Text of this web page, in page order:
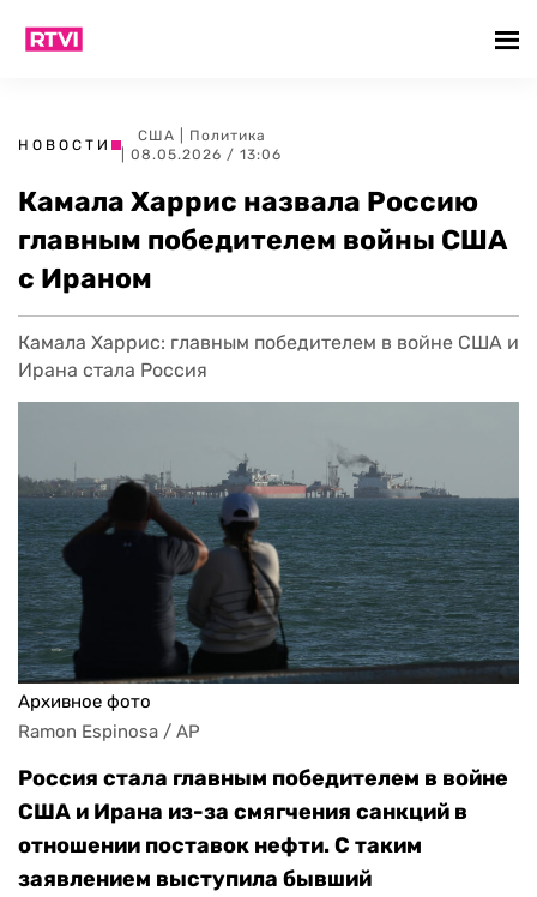
НОВОСТИ
США
Политика
| 08.05.2026 / 13:06
Камала Харрис назвала Россию
главным победителем войны США
с Ираном
Камала Харрис: главным победителем в войне США и
Ирана стала Россия
Архивное фото
Ramon Espinosa / AP
Россия стала главным победителем в войне
США и Ирана из-за смягчения санкций в
отношении поставок нефти. С таким
заявлением выступила бывший